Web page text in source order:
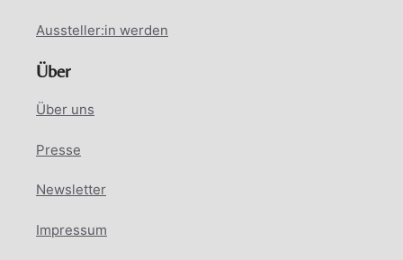
Aussteller:in werden
Über
Über uns
Presse
Newsletter
Impressum